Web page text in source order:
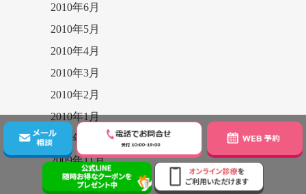
2010年6月
2010年5月
2010年4月
2010年3月
2010年2月
2010年1月
2009年12月
2009年11月
2009年10月